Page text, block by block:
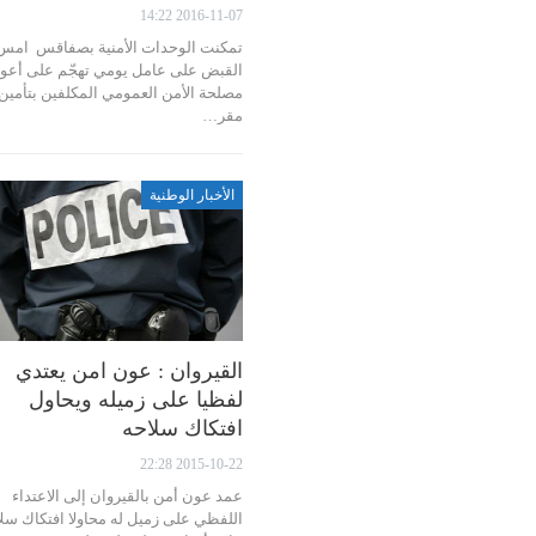
2016-11-07 14:22
تمكنت الوحدات الأمنية بصفاقس
القبض على عامل يومي تهجّم على
مصلحة الأمن العمومي المكلفين
مقر…
الأخبار الوطنية
القيروان : عون امن يعتدي
لفظيا على زميله ويحاول
افتكاك سلاحه
2015-10-22 22:28
عمد عون أمن بالقيروان إلى الاعتداء
اللفظي على زميل له محاولا افتكاك